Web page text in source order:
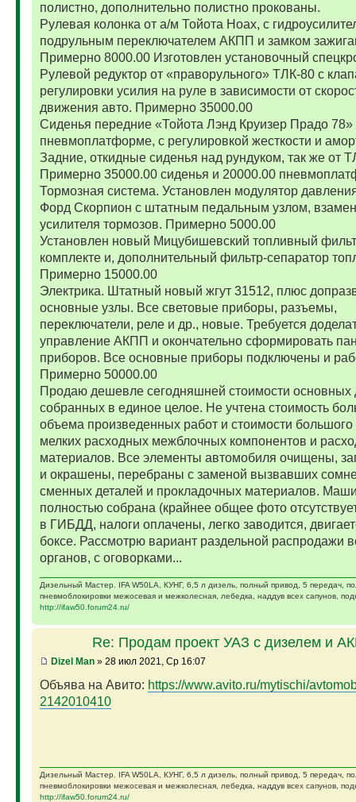
полистно, дополнительно полистно прокованы.
Рулевая колонка от а/м Тойота Ноах, с
подрульным переключателем АКПП и замком
Примерно 8000.00 Изготовлен установочный
Рулевой редуктор от «праворульного» ТЛК-80 с
регулировки усилия на руле в зависимости от
движения авто. Примерно 35000.00
Сиденья передние «Тойота Лэнд Круизер Прадо 78»
пневмоплатформе, с регулировкой жесткости и
Задние, откидные сиденья над рундуком, так же от
Примерно 35000.00 сиденья и 20000.00
Тормозная система. Установлен модулятор
Форд Скорпион с штатным педальным узлом, взамен
усилителя тормозов. Примерно 5000.00
Установлен новый Мицубишевский топливный
комплекте и, дополнительный фильтр-сепаратор
Примерно 15000.00
Электрика. Штатный новый жгут 31512, плюс
основные узлы. Все световые приборы, разъемы,
переключатели, реле и др., новые. Требуется
управление АКПП и окончательно сформировать
приборов. Все основные приборы подключены и
Примерно 50000.00
Продаю дешевле сегодняшней стоимости основных
собранных в единое целое. Не учтена стоимость
объема произведенных работ и стоимости большого
мелких расходных межблочных компонентов и
материалов. Все элементы автомобиля очищены,
и окрашены, перебраны с заменой вызвавших
сменных деталей и прокладочных материалов.
полностью собрана (крайнее общее фото
в ГИБДД, налоги оплачены, легко заводится,
боксе. Рассмотрю вариант раздельной распродажи
органов, с оговорками...
Дизельный Мастер. IFA W50LA, КУНГ, 6,5 л дизель, полный привод, 5 передач,
пневмоблокировки межосевая и межколесная, лебедка, наддув всех сапунов,
http://ifaw50.forum24.ru/
Re: Продам проект УАЗ с дизелем и
Dizel Man» 28 июл 2021, Ср 16:07
Объява на Авито: https://www.avito.ru/mytischi/
2142010410
Дизельный Мастер. IFA W50LA, КУНГ, 6,5 л дизель, полный привод, 5 передач,
пневмоблокировки межосевая и межколесная, лебедка, наддув всех сапунов,
http://ifaw50.forum24.ru/